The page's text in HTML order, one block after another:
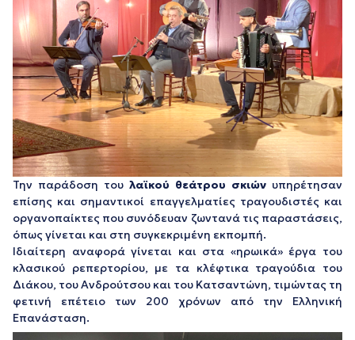
Την παράδοση του λαϊκού θεάτρου σκιών υπηρέτησαν
επίσης και σημαντικοί επαγγελματίες τραγουδιστές και
οργανοπαίκτες που συνόδευαν ζωντανά τις παραστάσεις,
όπως γίνεται και στη συγκεκριμένη εκπομπή.
Ιδιαίτερη αναφορά γίνεται και στα «ηρωικά» έργα του
κλασικού ρεπερτορίου, με τα κλέφτικα τραγούδια του
Διάκου, του Ανδρούτσου και του Κατσαντώνη, τιμώντας τη
φετινή επέτειο των 200 χρόνων από την Ελληνική
Επανάσταση.